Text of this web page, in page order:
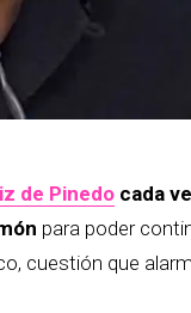
de Pinedo cada
para poder
cuestión que